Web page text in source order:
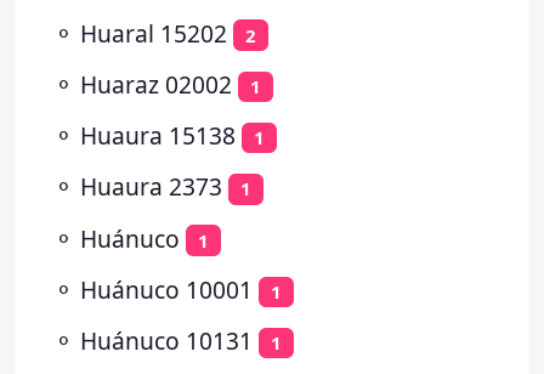
⚬ Huaral 15202 2
⚬ Huaraz 02002 1
⚬ Huaura 15138 1
⚬ Huaura 2373 1
⚬ Huánuco 1
⚬ Huánuco 10001 1
⚬ Huánuco 10131 1